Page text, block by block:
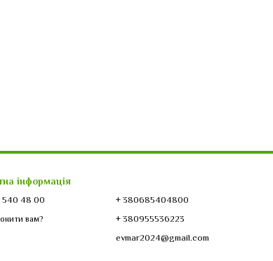
інформація
540 48 00
вам?
+ 380685404800
+ 380955536223
evmar2024@gmail.com